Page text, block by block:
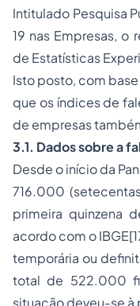
Intitulado Pesquisa
19 nas Empresas,
de Estatísticas
Isto posto, com
que os índices de
de empresas
3.1. Dados sobre a
Desde o início da
716.000
primeira quinzena
acordo com o IBGE
temporária ou
total de 522.000
situação deveu-se à